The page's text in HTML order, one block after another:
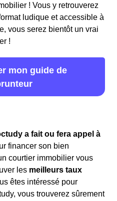
! Vous y retrouverez
ludique et accessible à
vous serez bientôt un vrai
!
mon guide de
a fait ou fera appel à
financer son bien
courtier immobilier vous
les meilleurs taux
êtes intéressé pour
vous trouverez sûrement